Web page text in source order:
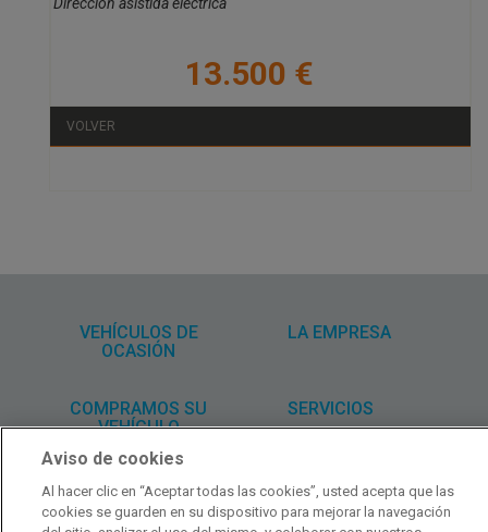
Dirección asistida eléctrica
13.500 €
VOLVER
VEHÍCULOS DE
OCASIÓN
LA EMPRESA
COMPRAMOS SU
VEHÍCULO
SERVICIOS
CONTACTAR
Aviso de cookies
Al hacer clic en “Aceptar todas las cookies”, usted acepta que las
cookies se guarden en su dispositivo para mejorar la navegación